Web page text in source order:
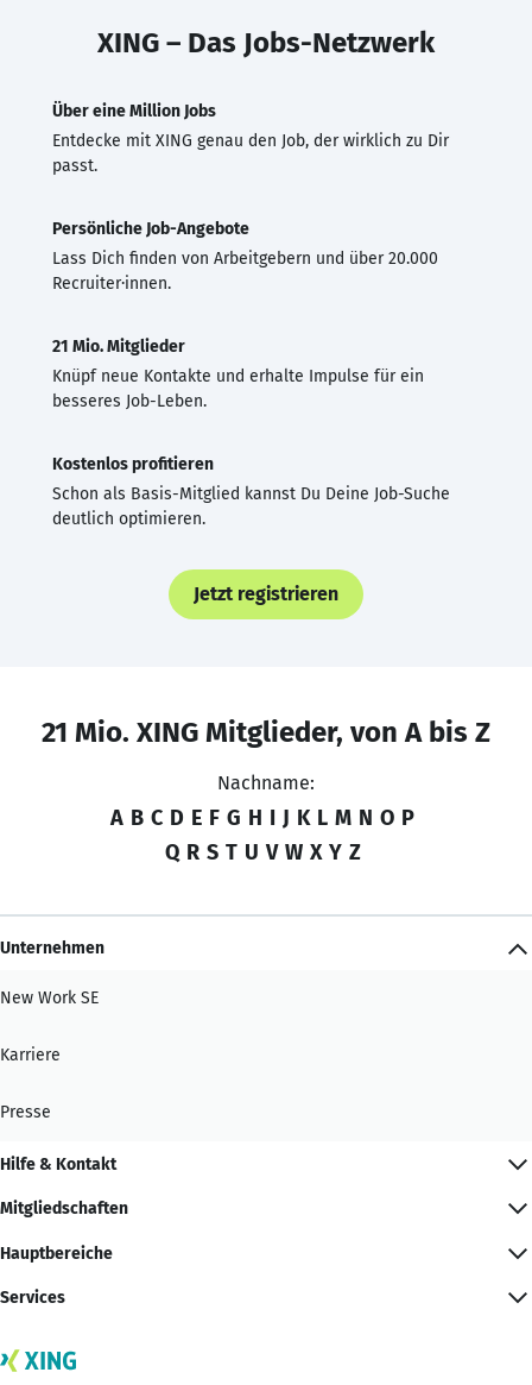
XING – Das Jobs-Netzwerk
Über eine Million Jobs
Entdecke mit XING genau den Job, der wirklich zu Dir
passt.
Persönliche Job-Angebote
Lass Dich finden von Arbeitgebern und über 20.000
Recruiter·innen.
21 Mio. Mitglieder
Knüpf neue Kontakte und erhalte Impulse für ein
besseres Job-Leben.
Kostenlos profitieren
Schon als Basis-Mitglied kannst Du Deine Job-Suche
deutlich optimieren.
Jetzt registrieren
21 Mio. XING Mitglieder, von A bis Z
Nachname:
A B C D E F G H I J K L M N O P
Q R S T U V W X Y Z
Unternehmen
New Work SE
Karriere
Presse
Hilfe & Kontakt
Mitgliedschaften
Hauptbereiche
Services